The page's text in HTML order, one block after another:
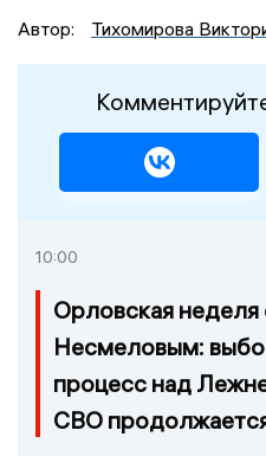
Автор:
Тихомирова
10:00
Орловская
Несмеловым:
процесс над
СВО